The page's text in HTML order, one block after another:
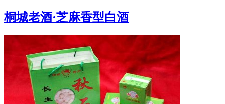
桐城老酒·芝麻香型白酒